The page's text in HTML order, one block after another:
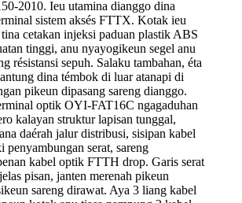
2010. Ieu utamina dianggo dina
sistem aksés FTTX. Kotak ieu
cetakan injeksi paduan plastik ABS
tinggi, anu nyayogikeun segel anu
résistansi sepuh. Salaku tambahan, éta
dina témbok di luar atanapi di
pikeun dipasang sareng dianggo.
optik OYI-FAT16C ngagaduhan
kalayan struktur lapisan tunggal,
daérah jalur distribusi, sisipan kabel
penyambungan serat, sareng
kabel optik FTTH drop. Garis serat
pisan, janten merenah pikeun
sareng dirawat. Aya 3 liang kabel